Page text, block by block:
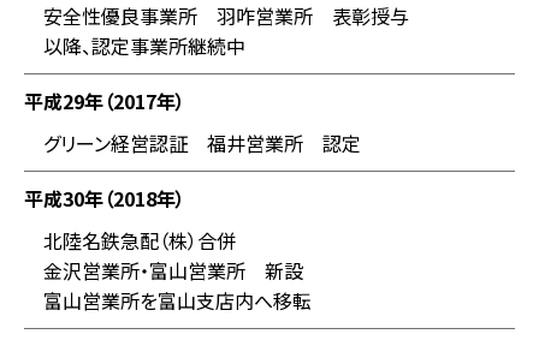
安全性優良事業所 羽咋営業所 表彰授与
以降、認定事業所継続中
平成29年（2017年）
グリーン経営認証 福井営業所 認定
平成30年（2018年）
北陸名鉄急配（株）合併
金沢営業所・富山営業所 新設
富山営業所を富山支店内へ移転